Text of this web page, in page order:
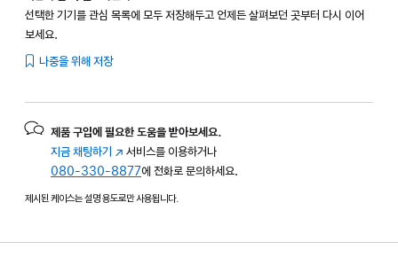
선택한 기기를 관심 목록에 모두 저장해두고 언제든 살펴보던 곳부터 다시 이어
보세요.
나중을 위해 저장
제품 구입에 필요한 도움을 받아보세요.
지금 채팅하기 (새
창에서
열림)
서비스를 이용하거나
080-330-8877에 전화로 문의하세요.
제시된 케이스는 설명 용도로만 사용됩니다.